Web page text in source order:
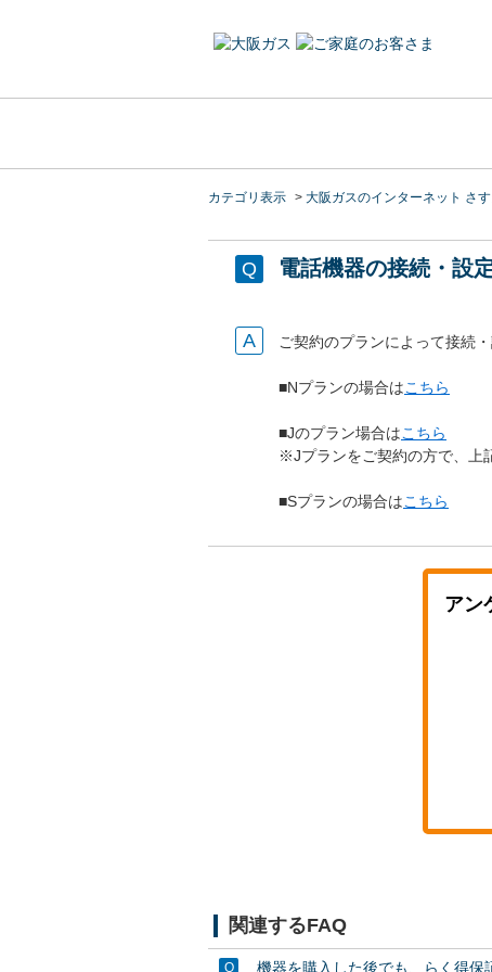
カテゴリ表示 > 大阪ガスのインターネット さ
電話機器の接続・設
ご契約のプランによって接続
■Nプランの場合はこちら
■Jのプラン場合はこちら
※Jプランをご契約の方で、上
■Sプランの場合はこちら
アン
関連するFAQ
機器を購入した後でも、らく得保